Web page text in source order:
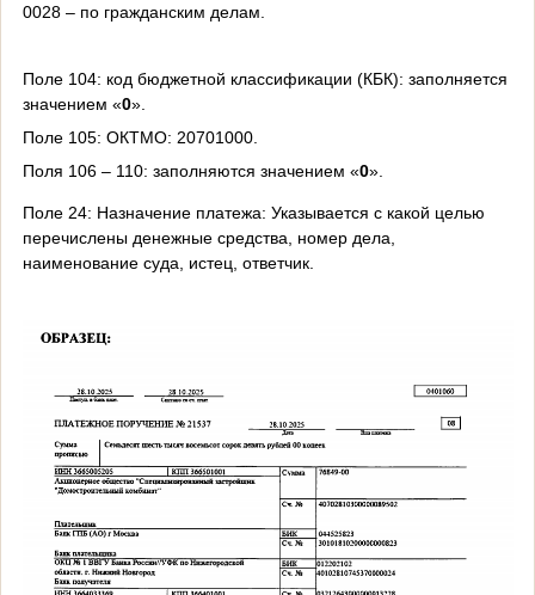
0028 – по гражданским делам.
Поле 104: код бюджетной классификации (КБК): заполняется
значением «0».
Поле 105: ОКТМО: 20701000.
Поля 106 – 110: заполняются значением «0».
Поле 24: Назначение платежа: Указывается с какой целью
перечислены денежные средства, номер дела,
наименование суда, истец, ответчик.